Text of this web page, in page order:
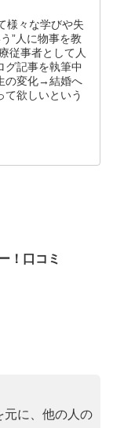
様々な学びや失
”人に物事を教
従事者として人
グ記事を執筆中
の変化→結婚へ
て欲しいという
！口コミ
元に、他の人の